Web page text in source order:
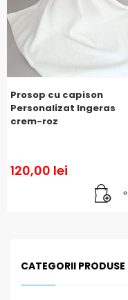
Prosop cu capison
Personalizat Ingeras
crem-roz
120,00 lei
CATEGORII PRODUSE